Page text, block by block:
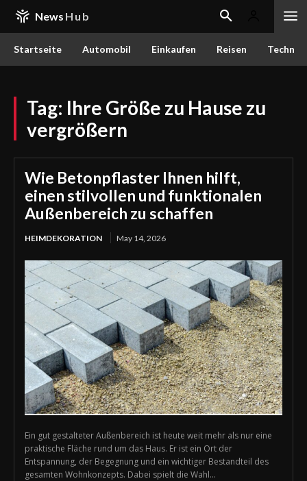
News Hub
Startseite Automobil Einkaufen Reisen Techn
Tag: Ihre Größe zu Hause zu
vergrößern
Wie Betonpflaster Ihnen hilft,
einen stilvollen und funktionalen
Außenbereich zu schaffen
HEIMDEKORATION May 14, 2026
Ein gut gestalteter Außenbereich ist heute weit mehr als nur eine
praktische Fläche rund um das Haus. Er ist ein Ort der
Entspannung, der Begegnung und ein wichtiger Bestandteil des
gesamten Wohnkonzepts. Dabei spielt die Wahl...